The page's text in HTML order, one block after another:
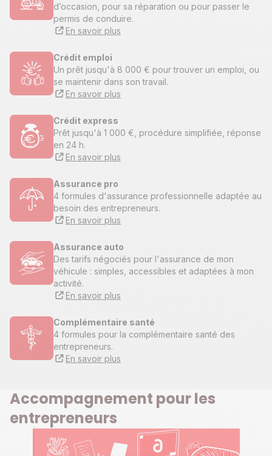
d’occasion, pour sa réparation ou pour passer le
permis de conduire.
En savoir plus
Crédit emploi
Un prêt jusqu'à 8 000 € pour trouver un emploi, ou
se maintenir dans son travail.
En savoir plus
Crédit express
Prêt jusqu'à 1 000 €, procédure simplifiée, réponse
en 24 h.
En savoir plus
Assurance pro
4 formules d'assurance professionnelle adaptée au
besoin des entrepreneurs.
En savoir plus
Assurance auto
Des tarifs négociés pour l'assurance de mon
véhicule : simples, accessibles et adaptées à mon
activité.
En savoir plus
Complémentaire santé
4 formules pour la complémentaire santé des
entrepreneurs.
En savoir plus
Accompagnement pour les
entrepreneurs